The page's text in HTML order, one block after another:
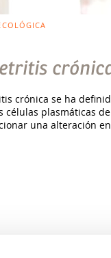
crónica se ha
células plasmáticas
una alteración